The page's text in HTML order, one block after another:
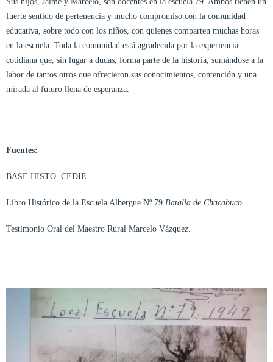
fuerte sentido de pertenencia y mucho compromiso con la comunidad
educativa, sobre todo con los niños, con quienes comparten muchas horas
en la escuela. Toda la comunidad está agradecida por la experiencia
cotidiana que, sin lugar a dudas, forma parte de la historia, sumándose a la
labor de tantos otros que ofrecieron sus conocimientos, contención y una
mirada al futuro llena de esperanza.
Fuentes:
BASE HISTO. CEDIE.
Libro Histórico de la Escuela Albergue Nº 79 Batalla de Chacabuco
Testimonio Oral del Maestro Rural Marcelo Vázquez.